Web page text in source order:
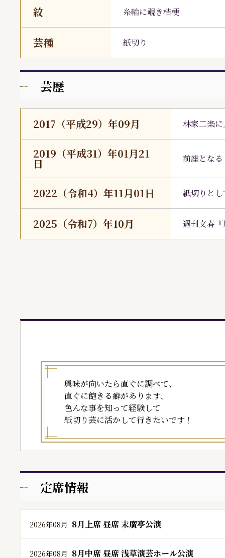
紋 糸輪に覗き桔梗
芸種 紙切り
芸歴
2017（平成29）年09月 林家二楽
2019（平成31）年01月21
日 前座とな
2022（令和4）年11月01日 紙切りと
2025（令和7）年10月 週刊文春
興味が向いたら直ぐに調べて、
直ぐに飽きる癖があります、
色んな事を知って経験して
紙切り芸に活かして行きたいです！
定席情報
2026年08月 8月上席 昼席 末廣亭公演
2026年08月 8月中席 昼席 浅草演芸ホール公演